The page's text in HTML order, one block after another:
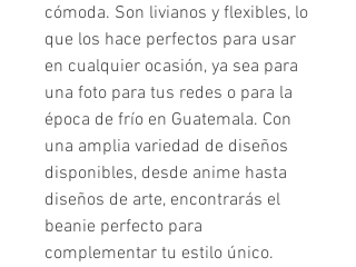
cómoda. Son livianos y flexibles, lo
que los hace perfectos para usar
en cualquier ocasión, ya sea para
una foto para tus redes o para la
época de frío en Guatemala. Con
una amplia variedad de diseños
disponibles, desde anime hasta
diseños de arte, encontrarás el
beanie perfecto para
complementar tu estilo único.